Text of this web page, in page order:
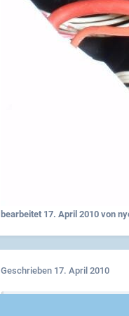
bearbeitet 17. April 2010von
Geschrieben 17. April 2010